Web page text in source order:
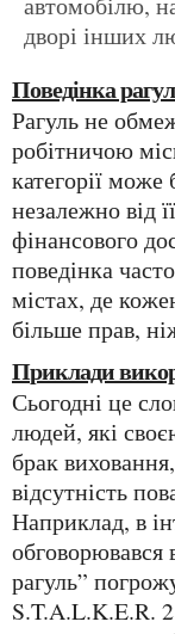
дворі інших
Поведінка
Рагуль не обмежується лише сільською або
робітничою
категорії
незалежно від
фінансового
поведінка
містах, де
більше прав,
Приклади
Сьогодні це слово використовується для опису
людей, які
брак
відсутність
Наприклад, в
обговорювався
рагуль”
S.T.A.L.K.E.R.